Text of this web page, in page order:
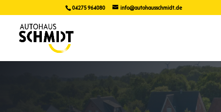
04275 964080 info@autohausschmidt.de